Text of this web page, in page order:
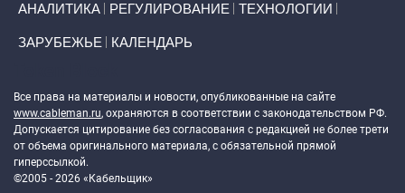
АНАЛИТИКА РЕГУЛИРОВАНИЕ ТЕХНОЛОГИИ
ЗАРУБЕЖЬЕ КАЛЕНДАРЬ
Все права на материалы и новости, опубликованные на сайте
www.cableman.ru, охраняются в соответствии с законодательством РФ.
Допускается цитирование без согласования с редакцией не более трети
от объема оригинального материала, с обязательной прямой
гиперссылкой.
©2005 - 2026 «Кабельщик»